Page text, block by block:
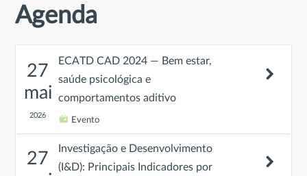
Agenda
27
mai
2026
ECATD CAD 2024 — Bem estar,
saúde psicológica e
comportamentos aditivo
Evento
27
Investigação e Desenvolvimento
(I&D): Principais Indicadores por